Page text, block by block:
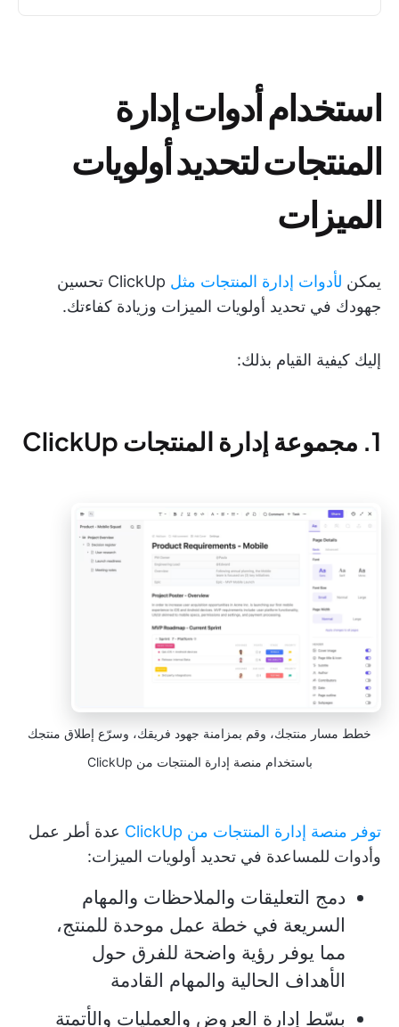
استخدام أدوات إدارة
المنتجات لتحديد أولويات
الميزات
يمكن لأدوات إدارة المنتجات مثل
ClickUp تحسين
جهودك في تحديد أولويات الميزات وزيادة كفاءتك.
إليك كيفية القيام بذلك:
1. مجموعة إدارة المنتجات ClickUp
خطط مسار منتجك، وقم بمزامنة جهود فريقك، وسرّع إطلاق منتجك
باستخدام منصة إدارة المنتجات من ClickUp
توفر منصة إدارة المنتجات من ClickUp
عدة أطر عمل
وأدوات للمساعدة في تحديد أولويات الميزات:
دمج التعليقات والملاحظات والمهام
السريعة في خطة عمل موحدة للمنتج،
مما يوفر رؤية واضحة للفرق حول
الأهداف الحالية والمهام القادمة
بسّط إدارة العروض والعمليات والأتمتة